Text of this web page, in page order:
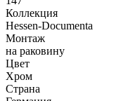
Коллекция
Hessen-Documenta
Монтаж
на раковину
Цвет
Хром
Страна